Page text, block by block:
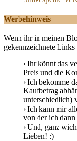
Werbehinweis
Wenn ihr in meinen
gekennzeichnete
Ihr könnt das
Preis und die
Ich bekomme
Kaufbetrag
unterschiedlich)
Ich kann mir
von der ich
Und, ganz
Lieben! :)